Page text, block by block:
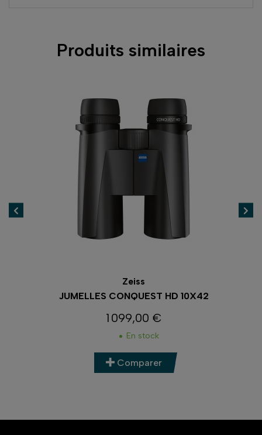
Produits similaires
Zeiss
JUMELLES CONQUEST HD 10X42
Prix
1 099,00 €
En stock
Comparer